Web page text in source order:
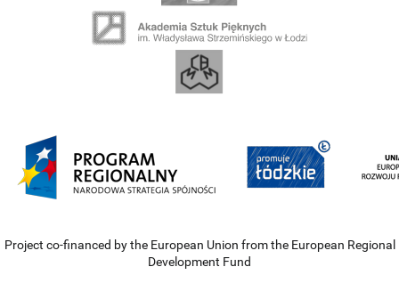
Project co-financed by the European Union from the European Regional
Development Fund